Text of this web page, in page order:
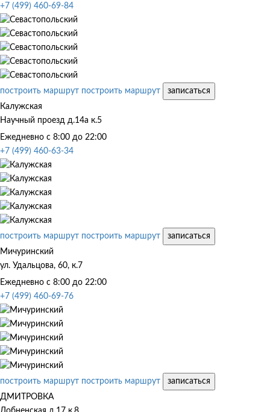
+7 (499) 460-69-84
построить маршрут построить маршрут
записаться
Калужская
Научный проезд д.14а к.5
Ежедневно с 8:00 до 22:00
+7 (499) 460-63-34
построить маршрут построить маршрут
записаться
Мичуринский
ул. Удальцова, 60, к.7
Ежедневно с 8:00 до 22:00
+7 (499) 460-69-76
построить маршрут построить маршрут
записаться
ДМИТРОВКА